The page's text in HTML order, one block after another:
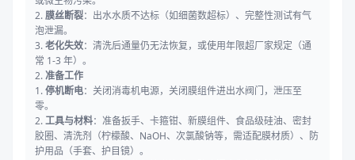
2.膜丝断裂：出水水质不达标（如细菌数超标）、完整性测试有气
泡泄漏。
3.老化失效：清洗后通量仍无法恢复，或使用年限超厂家规定（通
常 1-3 年）。
2.准备工作
1.停机断电：关闭消毒机电源，关闭膜组件进出水阀门，泄压至
零。
2.工具与材料：准备扳手、卡箍钳、新膜组件、食品级硅油、密封
胶圈、清洗剂（柠檬酸、NaOH、次氯酸钠等，需适配膜材质）、防
护用品（手套、护目镜）。